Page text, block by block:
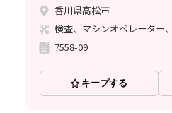
香川県高松市
検査、マシンオペレーター
7558-09
キープする